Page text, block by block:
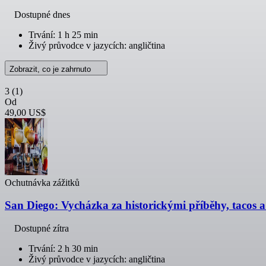
Dostupné dnes
Trvání: 1 h 25 min
Živý průvodce v jazycích: angličtina
Zobrazit, co je zahrnuto
3 (1)
Od
49,00 US$
Ochutnávka zážitků
San Diego: Vycházka za historickými příběhy, tacos
Dostupné zítra
Trvání: 2 h 30 min
Živý průvodce v jazycích: angličtina